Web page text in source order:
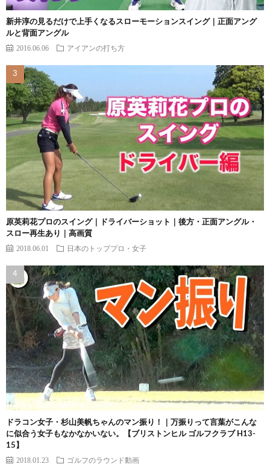
新井淳の見るだけで上手くなるスローモーションスイング｜正面アング
ルと背面アングル
2016.06.06 アイアンの打ち方
原英莉花プロのスイング｜ドライバーショット｜後方・正面アングル・
スロー再生あり｜高画質
2018.06.01 日本のトッププロ・女子
ドラコン女子・杉山美帆ちゃんのマン振り！｜万振りって言葉がこんな
に似合う女子もなかなかいない。【ブリストンヒル ゴルフクラブ H13-
15】
2018.01.23 ゴルフのラウンド動画